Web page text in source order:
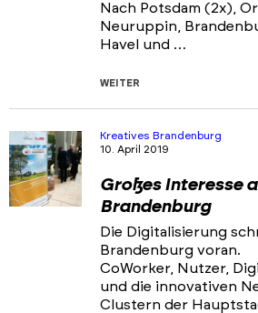
Nach Potsdam (2x),
Neuruppin,
Havel und …
WEITER
Kreatives Brandenburg
10. April 2019
Großes Interesse
Brandenburg
Die Digitalisierung
Brandenburg voran.
CoWorker, Nutzer,
und die innovativen
Clustern der